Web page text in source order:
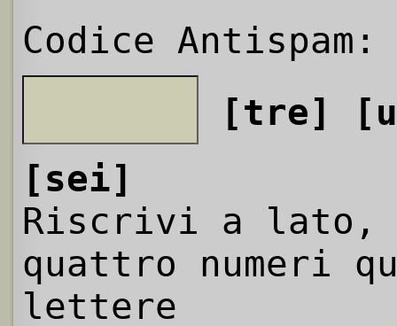
Codice Antispam:
[tre]
[sei]
Riscrivi a
quattro numeri
lettere